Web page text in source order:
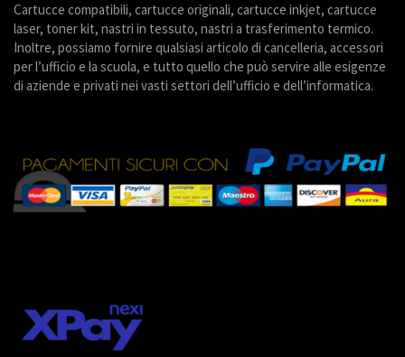
Cartucce compatibili, cartucce originali, cartucce inkjet, cartucce
laser, toner kit, nastri in tessuto, nastri a trasferimento termico.
Inoltre, possiamo fornire qualsiasi articolo di cancelleria, accessori
per l’ufficio e la scuola, e tutto quello che può servire alle esigenze
di aziende e privati nei vasti settori dell’ufficio e dell’informatica.